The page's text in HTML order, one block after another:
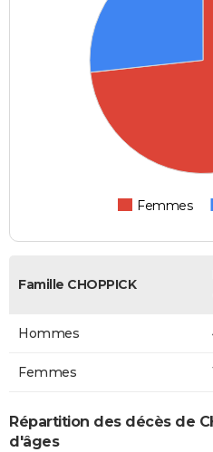
Femmes
Famille CHOPPICK
Hommes
Femmes
Répartition des décès de
d'âges